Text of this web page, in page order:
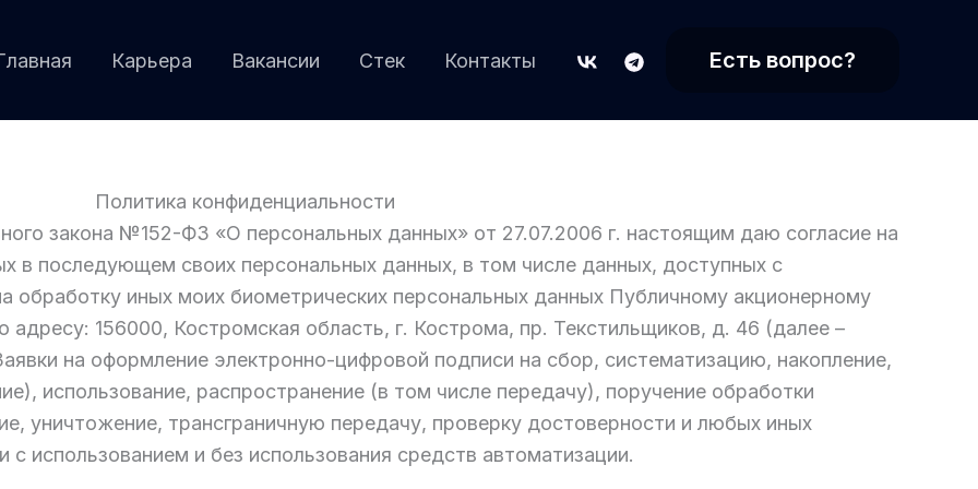
Карьера Вакансии Стек Контакты Есть вопрос?
Политика конфиденциальности
закона №152-ФЗ «О персональных данных» от 27.07.2006 г. настоящим даю согласие на
в последующем своих персональных данных, в том числе данных, доступных с
обработку иных моих биометрических персональных данных Публичному акционерному
156000, Костромская область, г. Кострома, пр. Текстильщиков, д. 46 (далее –
на оформление электронно-цифровой подписи на сбор, систематизацию, накопление,
использование, распространение (в том числе передачу), поручение обработки
уничтожение, трансграничную передачу, проверку достоверности и любых иных
использованием и без использования средств автоматизации.